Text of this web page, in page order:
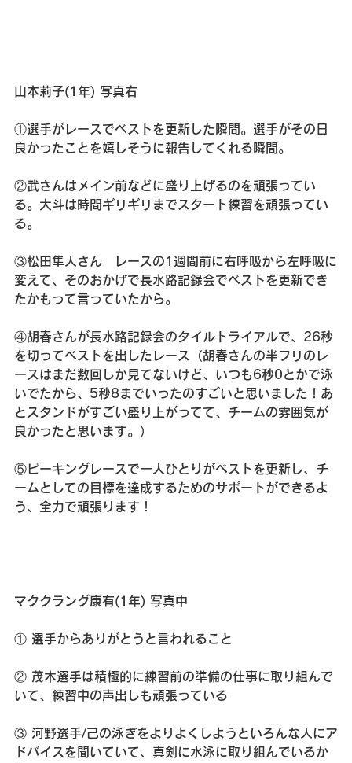
山本莉子(1年) 写真右
①選手がレースでベストを更新した瞬間。選手がその日
良かったことを嬉しそうに報告してくれる瞬間。
②武さんはメイン前などに盛り上げるのを頑張ってい
る。大斗は時間ギリギリまでスタート練習を頑張ってい
る。
③松田隼人さん　レースの1週間前に右呼吸から左呼吸に
変えて、そのおかげで長水路記録会でベストを更新でき
たかもって言っていたから。
④胡春さんが長水路記録会のタイルトライアルで、26秒
を切ってベストを出したレース（胡春さんの半フリのレ
ースはまだ数回しか見てないけど、いつも6秒0とかで泳
いでたから、5秒8までいったのすごいと思いました！あ
とスタンドがすごい盛り上がってて、チームの雰囲気が
良かったと思います。）
⑤ピーキングレースで一人ひとりがベストを更新し、チ
ームとしての目標を達成するためのサポートができるよ
う、全力で頑張ります！
マククラング康有(1年) 写真中
① 選手からありがとうと言われること
② 茂木選手は積極的に練習前の準備の仕事に取り組んで
いて、練習中の声出しも頑張っている
③ 河野選手/己の泳ぎをよりよくしようといろんな人にア
ドバイスを聞いていて、真剣に水泳に取り組んでいるか